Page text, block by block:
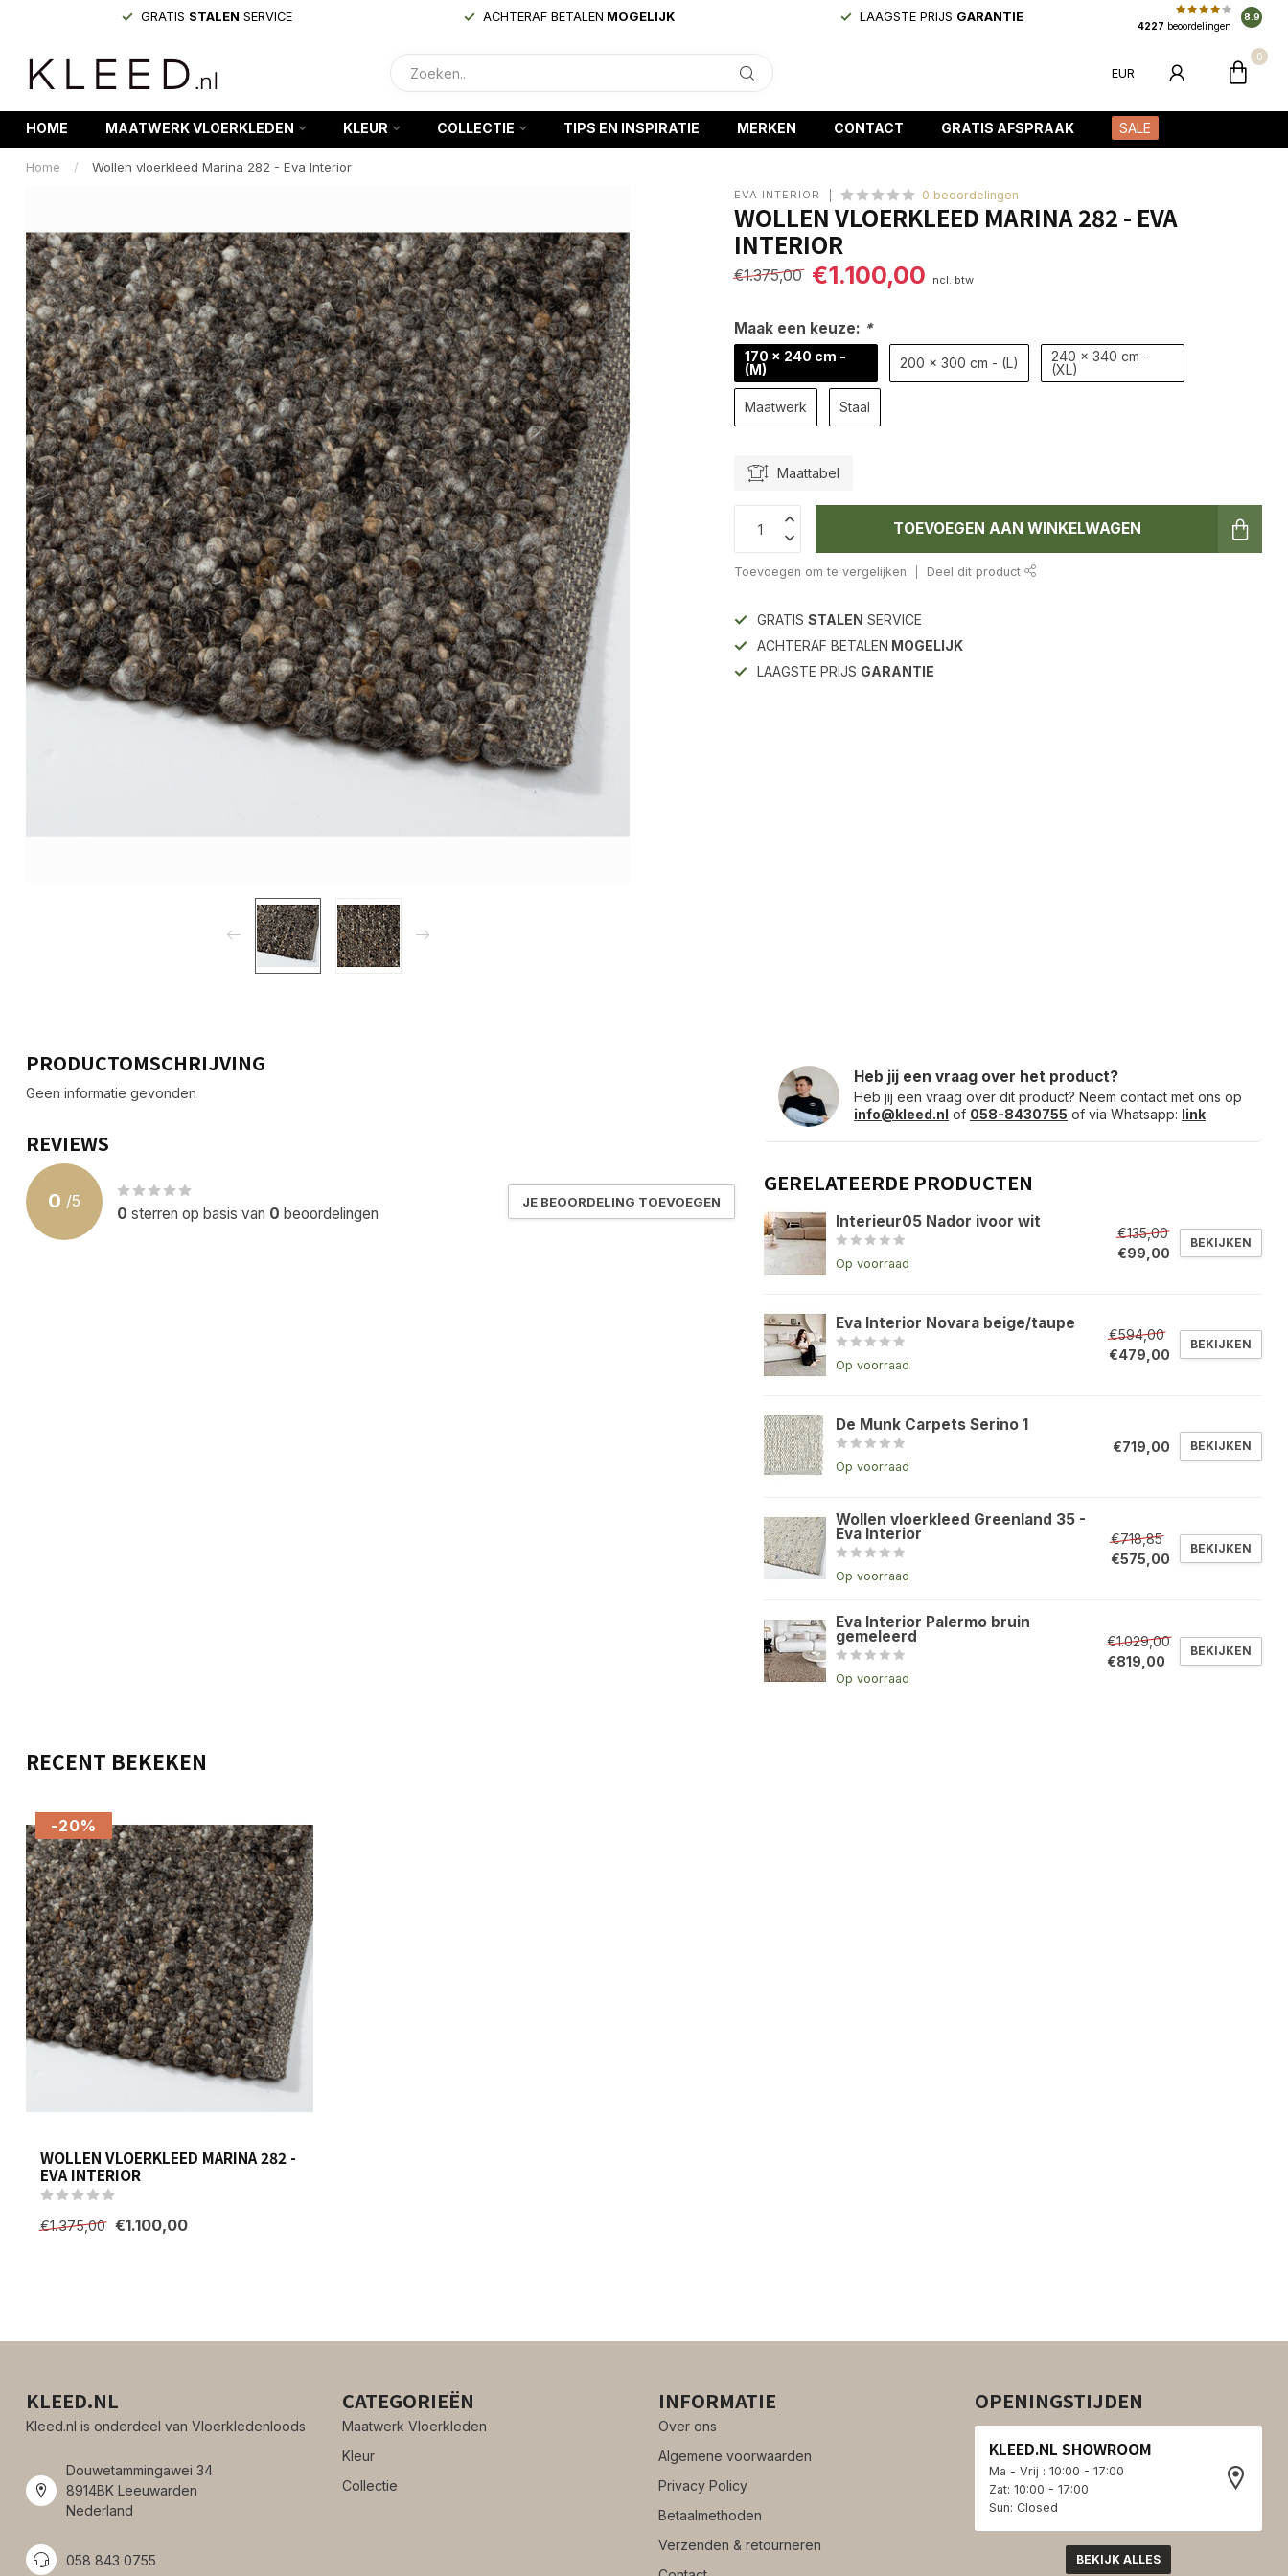
GRATIS STALEN SERVICE ACHTERAF BETALEN MOGELIJK LAAGSTE PRIJS GARANTIE
4227 beoordelingen
8.9
EUR
0
HOME MAATWERK VLOERKLEDEN KLEUR COLLECTIE TIPS EN INSPIRATIE MERKEN CONTACT GRATIS AFSPRAAK SALE
Home / Wollen vloerkleed Marina 282 - Eva Interior
EVA INTERIOR 0 beoordelingen
WOLLEN VLOERKLEED MARINA 282 - EVA
INTERIOR
€1.375,00 €1.100,00 Incl. btw
Maak een keuze: *
170 x 240 cm -
(M)
200 x 300 cm - (L)
240 x 340 cm -
(XL)
Maatwerk Staal
Maattabel
TOEVOEGEN AAN WINKELWAGEN
Toevoegen om te vergelijken Deel dit product
GRATISSTALEN SERVICE
ACHTERAF BETALEN MOGELIJK
LAAGSTE PRIJS GARANTIE
PRODUCTOMSCHRIJVING
Geen informatie gevonden
REVIEWS
0 /5
0 sterren op basis van 0 beoordelingen
JE BEOORDELING TOEVOEGEN
Heb jij een vraag over het product?
Heb jij een vraag over dit product? Neem contact met ons op
info@kleed.nl of 058-8430755 of via Whatsapp: link
GERELATEERDE PRODUCTEN
Interieur05 Nador ivoor wit
Op voorraad
€135,00
€99,00
BEKIJKEN
Eva Interior Novara beige/taupe
Op voorraad
€594,00
€479,00
BEKIJKEN
De Munk Carpets Serino 1
Op voorraad
€719,00 BEKIJKEN
Wollen vloerkleed Greenland 35 -
Eva Interior
Op voorraad
€718,85
€575,00
BEKIJKEN
Eva Interior Palermo bruin
gemeleerd
Op voorraad
€1.029,00
€819,00
BEKIJKEN
RECENT BEKEKEN
-20%
WOLLEN VLOERKLEED MARINA 282 -
EVA INTERIOR
€1.375,00 €1.100,00
KLEED.NL
Kleed.nl is onderdeel van Vloerkledenloods
Douwetammingawei 34
8914BK Leeuwarden
Nederland
058 843 0755
CATEGORIEËN
Maatwerk Vloerkleden
Kleur
Collectie
INFORMATIE
Over ons
Algemene voorwaarden
Privacy Policy
Betaalmethoden
Verzenden & retourneren
OPENINGSTIJDEN
KLEED.NL SHOWROOM
Ma - Vrij : 10:00 - 17:00
Zat: 10:00 - 17:00
Sun: Closed
BEKIJK ALLES